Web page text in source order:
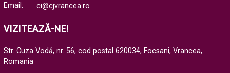
Email:
ci@cjvrancea.ro
VIZITEAZĂ-NE!
Str. Cuza Vodă, nr. 56, cod postal 620034, Focsani, Vrancea,
Romania